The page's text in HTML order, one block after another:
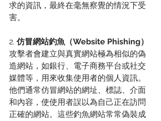
求的資訊，最終在毫無察覺的情況下受
害。
2. 仿冒網站釣魚（Website Phishing）
攻擊者會建立與真實網站極為相似的偽
造網站，如銀行、電子商務平台或社交
媒體等，用來收集使用者的個人資訊。
他們通常仿冒網站的網址、標誌、介面
和內容，使使用者誤以為自己正在訪問
正確的網站。這些釣魚網站常常偽裝成